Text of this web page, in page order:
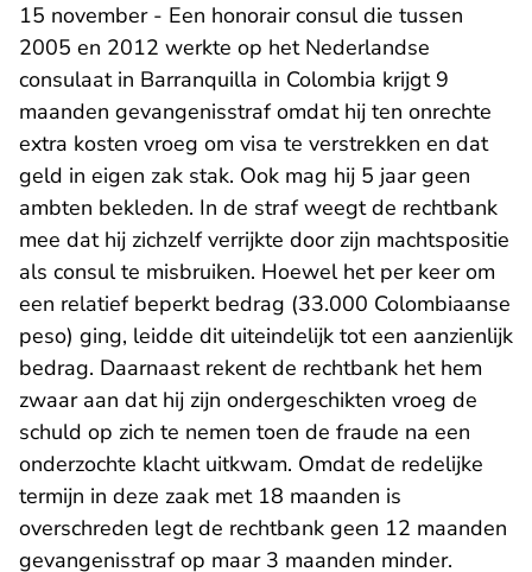
15 november - Een honorair consul die tussen
2005 en 2012 werkte op het Nederlandse
consulaat in Barranquilla in Colombia krijgt 9
maanden gevangenisstraf omdat hij ten onrechte
extra kosten vroeg om visa te verstrekken en dat
geld in eigen zak stak. Ook mag hij 5 jaar geen
ambten bekleden. In de straf weegt de rechtbank
mee dat hij zichzelf verrijkte door zijn machtspositie
als consul te misbruiken. Hoewel het per keer om
een relatief beperkt bedrag (33.000 Colombiaanse
peso) ging, leidde dit uiteindelijk tot een aanzienlijk
bedrag. Daarnaast rekent de rechtbank het hem
zwaar aan dat hij zijn ondergeschikten vroeg de
schuld op zich te nemen toen de fraude na een
onderzochte klacht uitkwam. Omdat de redelijke
termijn in deze zaak met 18 maanden is
overschreden legt de rechtbank geen 12 maanden
gevangenisstraf op maar 3 maanden minder.